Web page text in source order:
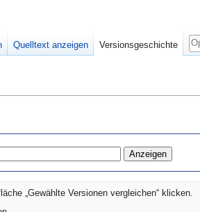
„Gewählte Versionen vergleichen“ klicken.
Quelltext anzeigen Versionsgeschichte